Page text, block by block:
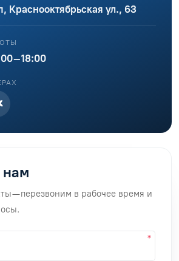
Краснооктябрьская ул., 63
— перезвоним в рабочее время и